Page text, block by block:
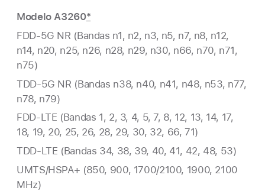
Modelo A3260*
FDD‑5G NR (Bandas n1, n2, n3, n5, n7, n8, n12,
n14, n20, n25, n26, n28, n29, n30, n66, n70, n71,
n75)
TDD‑5G NR (Bandas n38, n40, n41, n48, n53, n77,
n78, n79)
FDD‑LTE (Bandas 1, 2, 3, 4, 5, 7, 8, 12, 13, 14, 17,
18, 19, 20, 25, 26, 28, 29, 30, 32, 66, 71)
TDD‑LTE (Bandas 34, 38, 39, 40, 41, 42, 48, 53)
UMTS/HSPA+ (850, 900, 1700/2100, 1900, 2100
MHz)